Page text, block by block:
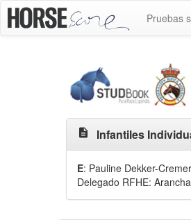
Pruebas
description Infantiles
E: Pauline Dekker-
Delegado RFHE: